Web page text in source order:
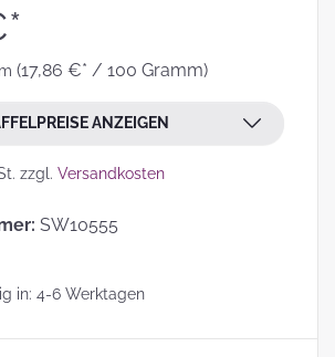
(17,86 €* / 100 Gramm)
ANZEIGEN
zzgl. Versandkosten
SW10555
in: 4-6 Werktagen